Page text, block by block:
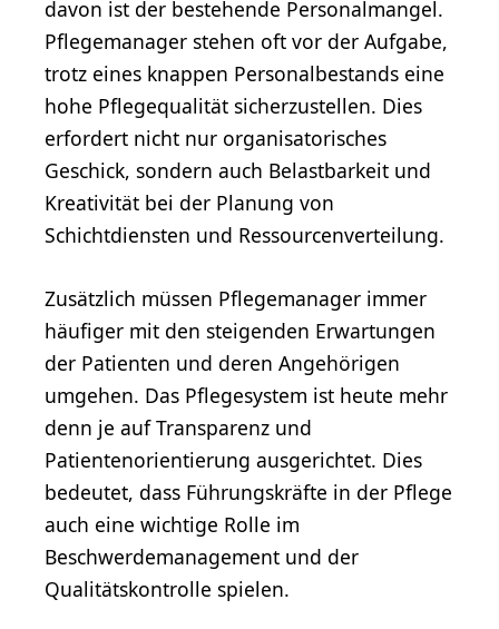
davon ist der bestehende Personalmangel.
Pflegemanager stehen oft vor der Aufgabe,
trotz eines knappen Personalbestands eine
hohe Pflegequalität sicherzustellen. Dies
erfordert nicht nur organisatorisches
Geschick, sondern auch Belastbarkeit und
Kreativität bei der Planung von
Schichtdiensten und Ressourcenverteilung.
Zusätzlich müssen Pflegemanager immer
häufiger mit den steigenden Erwartungen
der Patienten und deren Angehörigen
umgehen. Das Pflegesystem ist heute mehr
denn je auf Transparenz und
Patientenorientierung ausgerichtet. Dies
bedeutet, dass Führungskräfte in der Pflege
auch eine wichtige Rolle im
Beschwerdemanagement und der
Qualitätskontrolle spielen.